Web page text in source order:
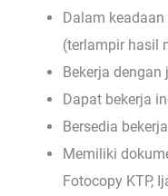
Dalam
(terlampir hasil
Bekerja dengan
Dapat bekerja
Bersedia
Memiliki
Fotocopy KTP,